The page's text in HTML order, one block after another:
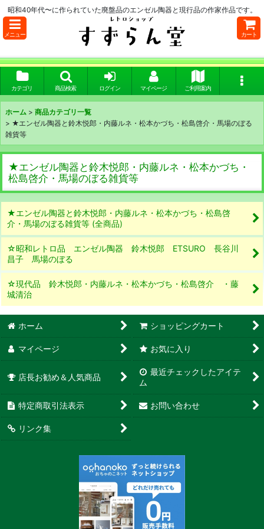
昭和40年代〜に作られていた廃盤品のエンゼル陶器と現行品の作家作品です。
メニュー カート
カテゴリ 商品検索 ログイン マイページ ご利用案内
ホーム > 商品カテゴリ一覧
> ★エンゼル陶器と鈴木悦郎・内藤ルネ・松本かづち・松島啓介・馬場のぼる
雑貨等
★エンゼル陶器と鈴木悦郎・内藤ルネ・松本かづち・
松島啓介・馬場のぼる雑貨等
★エンゼル陶器と鈴木悦郎・内藤ルネ・松本かづち・松島啓
介・馬場のぼる雑貨等 (全商品)
☆昭和レトロ品 エンゼル陶器 鈴木悦郎 ETSURO 長谷川
昌子 馬場のぼる
☆現代品 鈴木悦郎・内藤ルネ・松本かづち・松島啓介 ・藤
城清治
ホーム ショッピングカート
マイページ お気に入り
店長お勧め＆人気商品
最近チェックしたアイテ
ム
特定商取引法表示 お問い合わせ
リンク集